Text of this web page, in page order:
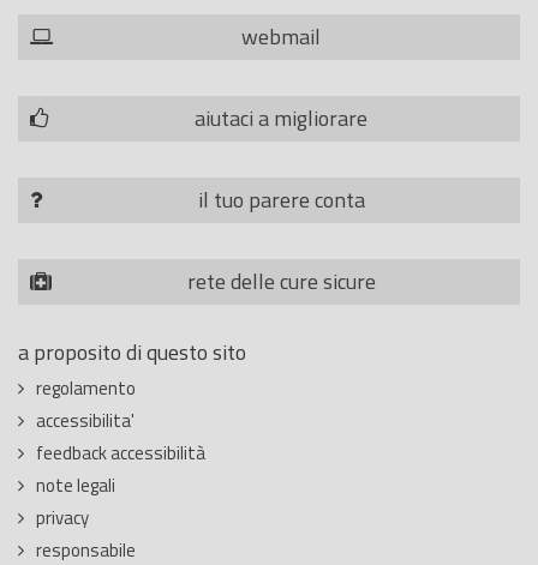
webmail
aiutaci a migliorare
il tuo parere conta
rete delle cure sicure
a proposito di questo sito
regolamento
accessibilita'
feedback accessibilità
note legali
privacy
responsabile